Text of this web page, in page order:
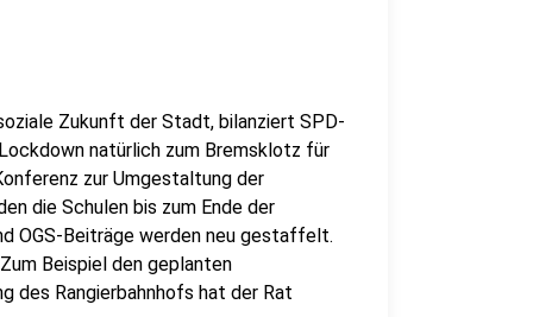
Zukunft der Stadt, bilanziert SPD-
natürlich zum Bremsklotz für
zur Umgestaltung der
die Schulen bis zum Ende der
OGS-Beiträge werden neu gestaffelt.
Beispiel den geplanten
des Rangierbahnhofs hat der Rat